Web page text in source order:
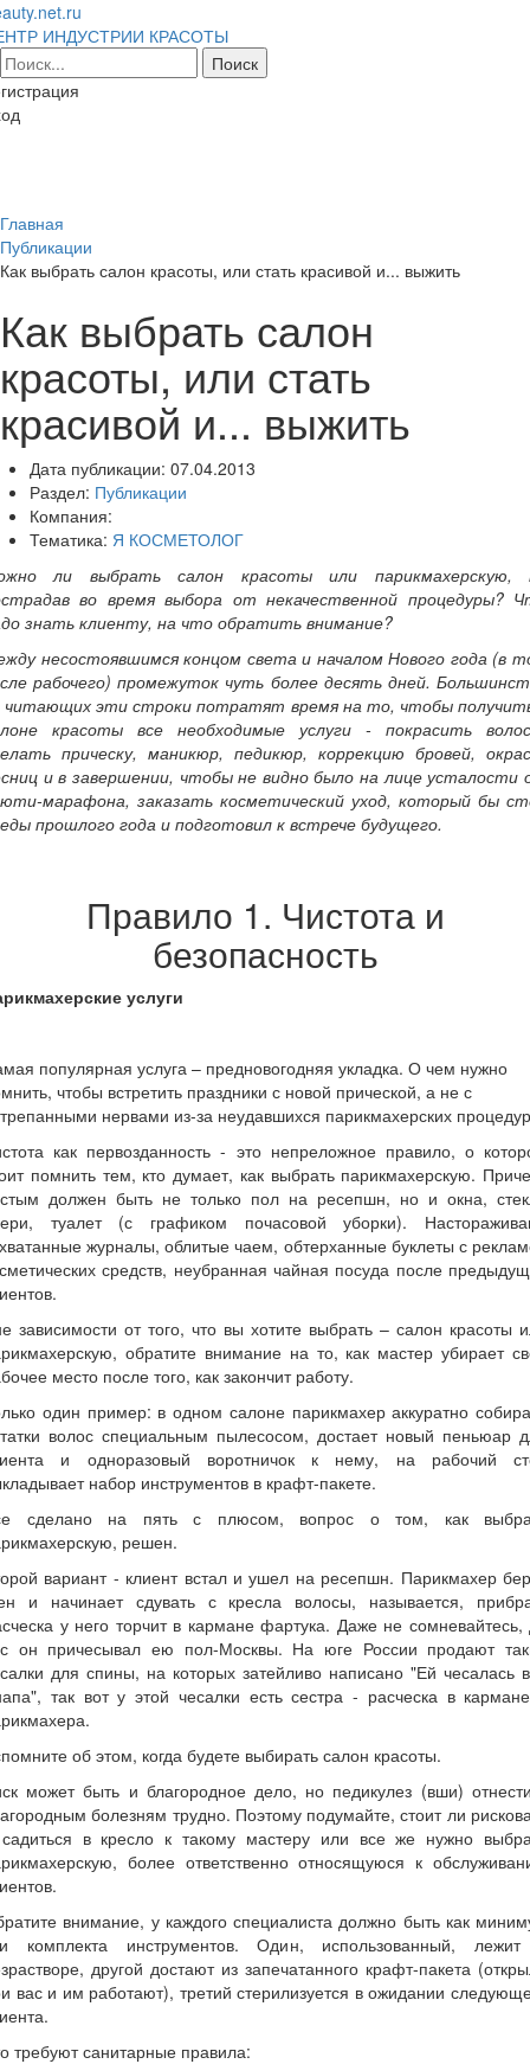
ИНДУСТРИИ КРАСОТЫ
Главная
Публикации
Как выбрать салон красоты, или стать красивой и... выжить
Как выбрать салон
красоты, или стать
красивой и... выжить
Дата публикации: 07.04.2013
Раздел: Публикации
Компания:
Тематика: Я КОСМЕТОЛОГ
ли выбрать салон красоты или парикмахерскую,
во время выбора от некачественной процедуры?
знать клиенту, на что обратить внимание?
несостоявшимся концом света и началом Нового года (в
рабочего) промежуток чуть более десять дней.
читающих эти строки потратят время на то, чтобы
красоты все необходимые услуги - покрасить
прическу, маникюр, педикюр, коррекцию бровей,
и в завершении, чтобы не видно было на лице усталости
марафона, заказать косметический уход, который бы
прошлого года и подготовил к встрече будущего.
Правило 1. Чистота и
безопасность
услуги
популярная услуга – предновогодняя укладка. О чем нужно
чтобы встретить праздники с новой прической, а не с
нервами из-за неудавшихся парикмахерских
как первозданность - это непреложное правило, о
помнить тем, кто думает, как выбрать парикмахерскую.
должен быть не только пол на ресепшн, но и окна,
туалет (с графиком почасовой уборки).
журналы, облитые чаем, обтерханные буклеты с
средств, неубранная чайная посуда после
зависимости от того, что вы хотите выбрать – салон красоты
обратите внимание на то, как мастер убирает
место после того, как закончит работу.
один пример: в одном салоне парикмахер аккуратно
волос специальным пылесосом, достает новый пеньюар
и одноразовый воротничок к нему, на рабочий
набор инструментов в крафт-пакете.
сделано на пять с плюсом, вопрос о том, как
решен.
вариант - клиент встал и ушел на ресепшн. Парикмахер
и начинает сдувать с кресла волосы, называется,
у него торчит в кармане фартука. Даже не сомневайтесь,
он причесывал ею пол-Москвы. На юге России продают
для спины, на которых затейливо написано "Ей чесалась
так вот у этой чесалки есть сестра - расческа в
об этом, когда будете выбирать салон красоты.
может быть и благородное дело, но педикулез (вши)
болезням трудно. Поэтому подумайте, стоит ли
в кресло к такому мастеру или все же нужно
более ответственно относящуюся к
внимание, у каждого специалиста должно быть как
комплекта инструментов. Один, использованный,
другой достают из запечатанного крафт-пакета
вас и им работают), третий стерилизуется в ожидании
требуют санитарные правила: